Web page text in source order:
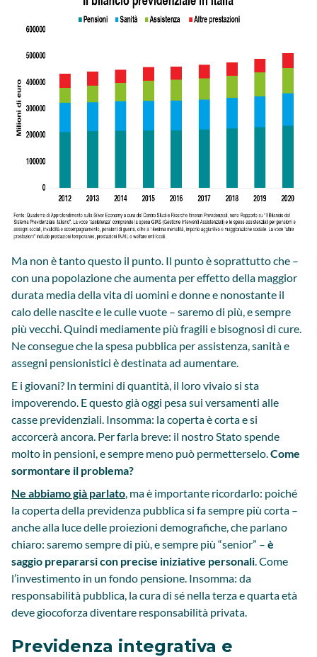
Ma non è tanto questo il punto. Il punto è soprattutto che –
con una popolazione che aumenta per effetto della maggior
durata media della vita di uomini e donne e nonostante il
calo delle nascite e le culle vuote – saremo di più, e sempre
più vecchi. Quindi mediamente più fragili e bisognosi di cure.
Ne consegue che la spesa pubblica per assistenza, sanità e
assegni pensionistici è destinata ad aumentare.
E i giovani? In termini di quantità, il loro vivaio si sta
impoverendo. E questo già oggi pesa sui versamenti alle
casse previdenziali. Insomma: la coperta è corta e si
accorcerà ancora. Per farla breve: il nostro Stato spende
molto in pensioni, e sempre meno può permetterselo.Come
sormontare il problema?
Ne abbiamo già parlato, ma è importante ricordarlo: poiché
la coperta della previdenza pubblica si fa sempre più corta –
anche alla luce delle proiezioni demografiche, che parlano
chiaro: saremo sempre di più, e sempre più “senior” – è
saggio prepararsi con precise iniziative personali. Come
l’investimento in un fondo pensione. Insomma: da
responsabilità pubblica, la cura di sé nella terza e quarta età
deve giocoforza diventare responsabilità privata.
Previdenza integrativa e